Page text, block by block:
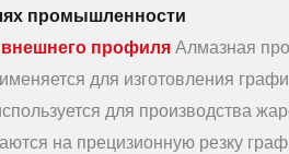
промышленности
внешнего профиля Алмазная
для изготовления
для производства
на прецизионную резку